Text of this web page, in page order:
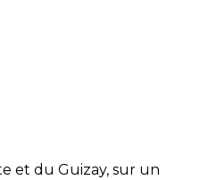
et du Guizay, sur un